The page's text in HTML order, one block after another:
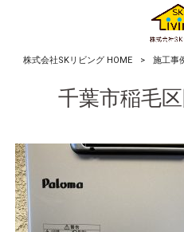
株式会社SKリビング HOME > 施工事
千葉市稲毛